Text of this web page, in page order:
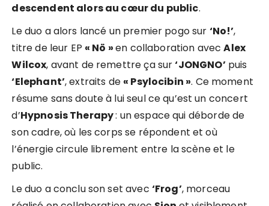
descendent alors au cœur du public.
Le duo a alors lancé un premier pogo sur ‘No!’,
titre de leur EP « Nö »en collaboration avecAlex
Wilcox, avant de remettre ça sur‘JONGNO’puis
‘Elephant’, extraits de « Psylocibin ». Ce moment
résume sans doute à lui seul ce qu’est un concert
d’Hypnosis Therapy: un espace qui déborde de
son cadre, où les corps se répondent et où
l’énergie circule librement entre la scène et le
public.
Le duo a conclu son set avec ‘Frog’, morceau